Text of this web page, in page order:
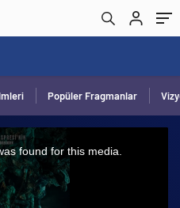
Popüler Fragmanlar
found for this media.